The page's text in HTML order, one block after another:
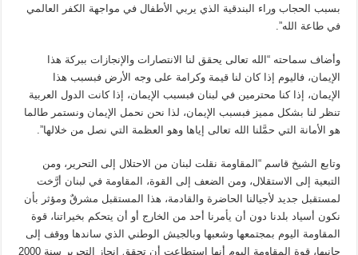
بسبب الحجاب وراء البندقية الذي يربي الأطفال في مواجهة الكفر العالمي
في طاعة الله”.
وأضاف سماحته “الله تعالى يحقق لنا الانتصارات والإنجازات ببركة هذا
الإيمان، فاليوم إذا كان لنا قيمة وكرامة على وجه الأرض فبسبب هذا
الإيمان، إذا كنا محترمين في لبنان فبسبب الإيمان، إذا كانت الدول العربية
تنظر لنا بشكل مميز فبسبب الإيمان، لذا نحن نحمل الإيمان ونستمر طالما
هو الأمانة التي حمَّلنا الله تعالى إياها وهو العظمة التي نصل من خلالها”.
وتابع الشيخ قاسم “المقاومة نقلت لبنان من الاحتلال إلى التحرير، ومن
التبعية إلى الاستقلال، ومن الضعف إلى القوة، المقاومة في لبنان أرَّخت
لمستقبل جديد لأجيالنا الحاضرة والقادمة، هذا المستقبل مشرقٌ ومؤثر بأن
نكون أسياد بلدنا دون أن يأمرنا أحد من الخارج أو أن يتحكم بخيراتنا، قوة
المقاومة اليوم بمجتمعها وشعبها وبالجيش الوطني الذي ساندها ووقف إلى
جانبها، قوة المقاومة اليوم أنها استطاعت أن تحقق إنجاز التحرير سنة 2000